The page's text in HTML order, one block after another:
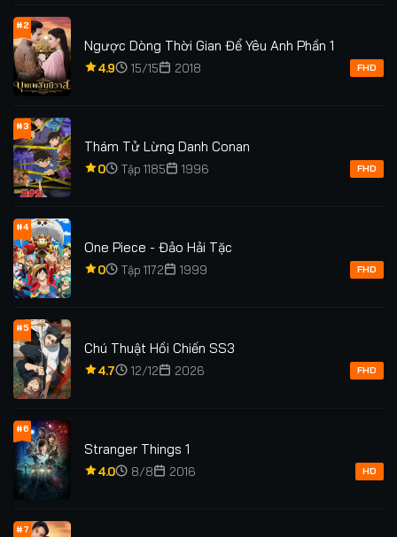
#2
Ngược Dòng Thời Gian Để Yêu Anh Phần 1
4.9 15/15 2018 FHD
#3
Thám Tử Lừng Danh Conan
0 Tập 1185 1996 FHD
#4
One Piece - Đảo Hải Tặc
0 Tập 1172 1999 FHD
#5
Chú Thuật Hồi Chiến SS3
4.7 12/12 2026 FHD
#6
Stranger Things 1
4.0 8/8 2016 HD
#7